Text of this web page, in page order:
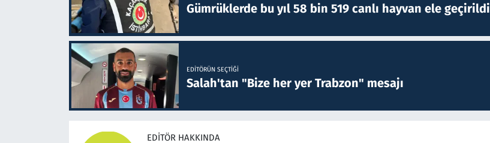
Gümrüklerde bu yıl 58 bin 519 canlı hayvan ele geçirildi
EDITÖRÜN SEÇTIĞI
Salah'tan "Bize her yer Trabzon" mesajı
EDITÖR HAKKINDA